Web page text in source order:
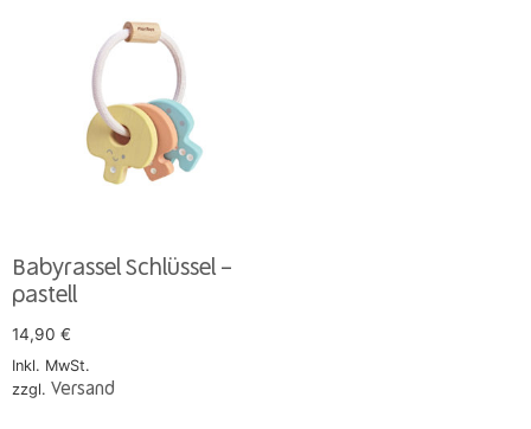
Babyrassel Schlüssel –
pastell
14,90 €
Inkl. MwSt.
zzgl. Versand